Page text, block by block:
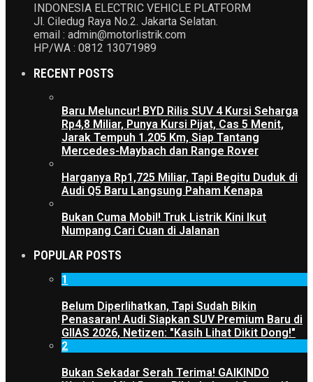
INDONESIA ELECTRIC VEHICLE PLATFORM
Jl. Ciledug Raya No.2. Jakarta Selatan.
email : admin@motorlistrik.com
HP/WA : 0812 13071989
RECENT POSTS
Baru Meluncur! BYD Rilis SUV 4 Kursi Seharga
Rp4,8 Miliar, Punya Kursi Pijat, Cas 5 Menit,
Jarak Tempuh 1.205 Km, Siap Tantang
Mercedes-Maybach dan Range Rover
Harganya Rp1,725 Miliar, Tapi Begitu Duduk di
Audi Q5 Baru Langsung Paham Kenapa
Bukan Cuma Mobil! Truk Listrik Kini Ikut
Numpang Cari Cuan di Jalanan
POPULAR POSTS
1
Belum Diperlihatkan, Tapi Sudah Bikin
Penasaran! Audi Siapkan SUV Premium Baru di
GIIAS 2026, Netizen: "Kasih Lihat Dikit Dong!"
2
Bukan Sekadar Serah Terima! GAIKINDO